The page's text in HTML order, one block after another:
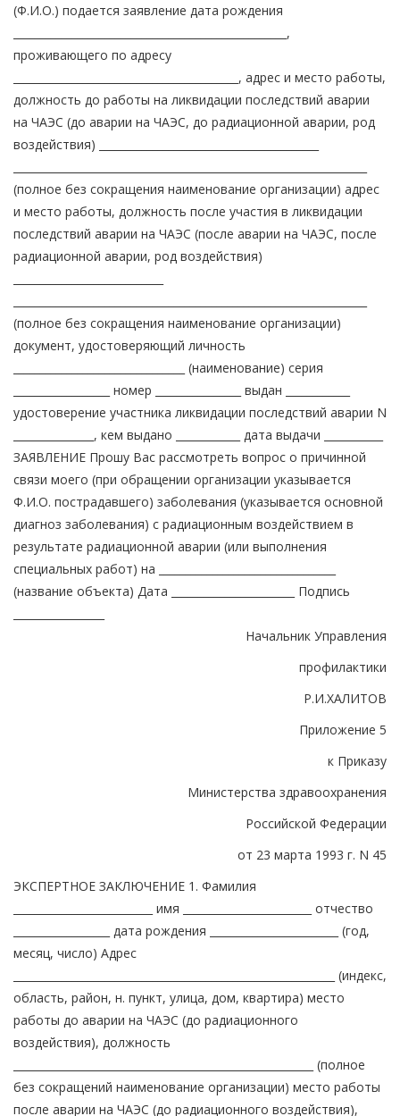
(Ф.И.О.) подается заявление дата рождения
___________________________________________________,
проживающего по адресу
__________________________________________, адрес и место работы,
должность до работы на ликвидации последствий аварии
на ЧАЭС (до аварии на ЧАЭС, до радиационной аварии, род
воздействия) _________________________________________
(полное без сокращения наименование организации) адрес
и место работы, должность после участия в ликвидации
последствий аварии на ЧАЭС (после аварии на ЧАЭС, после
радиационной аварии, род воздействия)
(полное без сокращения наименование организации)
документ, удостоверяющий личность
________________________________ (наименование) серия
__________________ номер ________________ выдан ____________
удостоверение участника ликвидации последствий аварии N
_______________, кем выдано ____________ дата выдачи ___________
ЗАЯВЛЕНИЕ Прошу Вас рассмотреть вопрос о причинной
связи моего (при обращении организации указывается
Ф.И.О. пострадавшего) заболевания (указывается основной
диагноз заболевания) с радиационным воздействием в
результате радиационной аварии (или выполнения
специальных работ) на _________________________________
(название объекта) Дата _______________________ Подпись
Начальник Управления
профилактики
Р.И.ХАЛИТОВ
Приложение 5
к Приказу
Министерства здравоохранения
Российской Федерации
от 23 марта 1993 г. N 45
ЭКСПЕРТНОЕ ЗАКЛЮЧЕНИЕ 1. Фамилия
__________________________ имя ________________________ отчество
__________________ дата рождения ________________________ (год,
месяц, число) Адрес
____________________________________________________________ (индекс,
область, район, н. пункт, улица, дом, квартира) место
работы до аварии на ЧАЭС (до радиационного
воздействия), должность
________________________________________________________ (полное
без сокращений наименование организации) место работы
после аварии на ЧАЭС (до радиационного воздействия),